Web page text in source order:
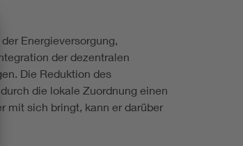
Energieversorgung,
der dezentralen
Die Reduktion des
die lokale Zuordnung einen
mit sich bringt, kann er darüber